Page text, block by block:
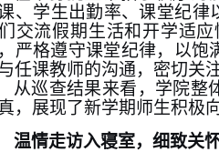
、学生出勤率、课堂纪律
交流假期生活和开学适
严格遵守课堂纪律，以饱
任课教师的沟通，密切关
从巡查结果来看，学院整
，展现了新学期师生积极
温情走访入寝室，细致关